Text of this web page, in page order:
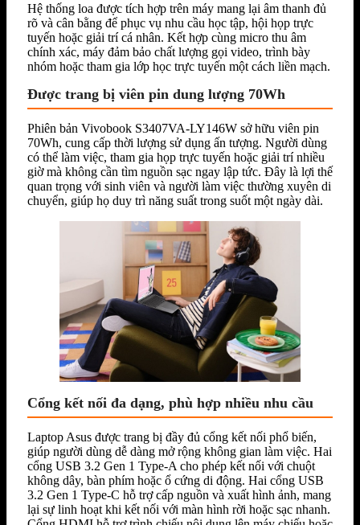
Hệ thống loa được tích hợp trên máy mang lại âm thanh đủ
rõ và cân bằng để phục vụ nhu cầu học tập, hội họp trực
tuyến hoặc giải trí cá nhân. Kết hợp cùng micro thu âm
chính xác, máy đảm bảo chất lượng gọi video, trình bày
nhóm hoặc tham gia lớp học trực tuyến một cách liền mạch.
Được trang bị viên pin dung lượng 70Wh
Phiên bản Vivobook S3407VA-LY146W sở hữu viên pin
70Wh, cung cấp thời lượng sử dụng ấn tượng. Người dùng
có thể làm việc, tham gia họp trực tuyến hoặc giải trí nhiều
giờ mà không cần tìm nguồn sạc ngay lập tức. Đây là lợi thế
quan trọng với sinh viên và người làm việc thường xuyên di
chuyển, giúp họ duy trì năng suất trong suốt một ngày dài.
Cổng kết nối đa dạng, phù hợp nhiều nhu cầu
Laptop Asus được trang bị đầy đủ cổng kết nối phổ biến,
giúp người dùng dễ dàng mở rộng không gian làm việc. Hai
cổng USB 3.2 Gen 1 Type-A cho phép kết nối với chuột
không dây, bàn phím hoặc ổ cứng di động. Hai cổng USB
3.2 Gen 1 Type-C hỗ trợ cấp nguồn và xuất hình ảnh, mang
lại sự linh hoạt khi kết nối với màn hình rời hoặc sạc nhanh.